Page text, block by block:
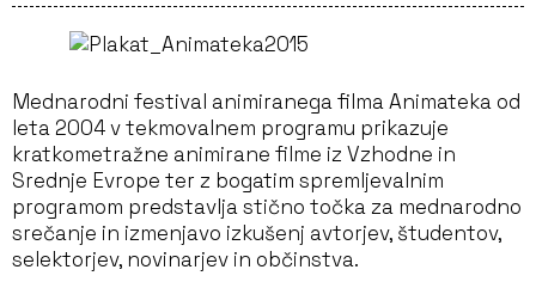
Mednarodni festival animiranega filma Animateka od
leta 2004v tekmovalnem programu prikazuje
kratkometražne animirane filme iz Vzhodne in
Srednje Evrope ter z bogatim spremljevalnim
programom predstavlja stično točka za mednarodno
srečanje in izmenjavo izkušenj avtorjev, študentov,
selektorjev, novinarjev in občinstva.